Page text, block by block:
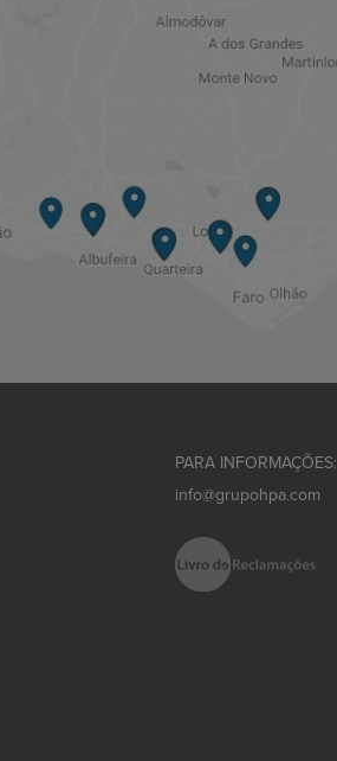
PARA INFORMAÇÕES:
info@grupohpa.com